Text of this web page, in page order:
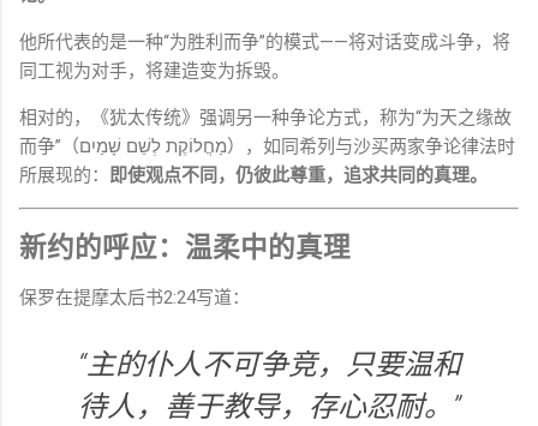
他所代表的是一种“为胜利 而争”的模式——将对话变成斗争， 将
同工视为对手， 将建造变为拆毁。
相对的，《犹太传统》 强调另一种争论方式， 称为“为天之缘故
而争”（ מַחֲלוֹקֶת לְשֵׁם שָׁמַיִם）， 如同希列 与沙买两家争论律法时
所展现的： 即使观点不同， 仍彼此尊重， 追求共同的真理。
新约的呼应： 温柔中的真理
保罗在提摩太后书2:24写道：
“主的仆人不可争竞， 只要温和
待人，
善于教导， 存心忍耐。”